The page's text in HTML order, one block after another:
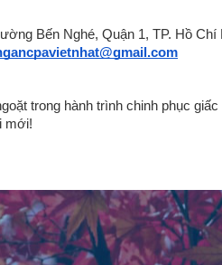
Bến Nghé, Quận 1, TP. Hồ Chí
trong hành trình chinh phục
mới!